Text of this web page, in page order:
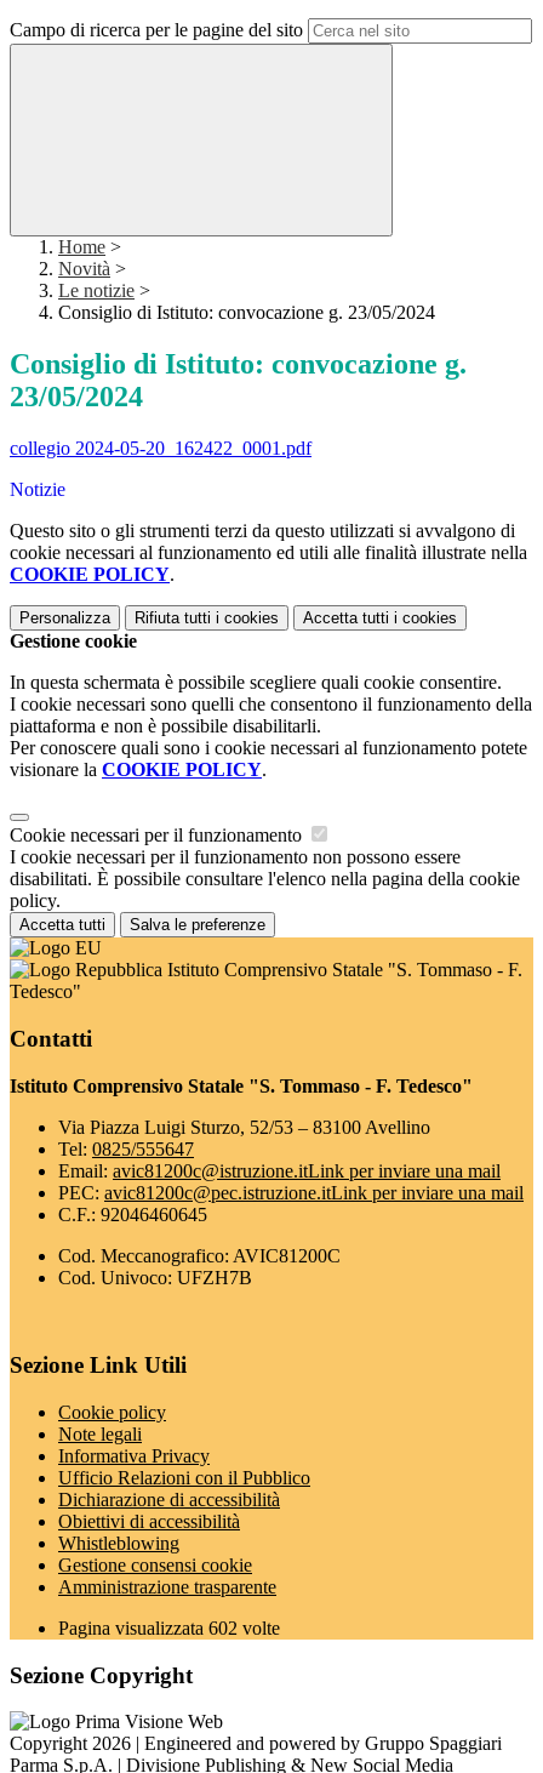
Campo di ricerca per le pagine del sito
Home >
Novità >
Le notizie >
Consiglio di Istituto: convocazione g. 23/05/2024
Consiglio di Istituto: convocazione g.
23/05/2024
collegio 2024-05-20_162422_0001.pdf
Notizie
Questo sito o gli strumenti terzi da questo utilizzati si avvalgono di
cookie necessari al funzionamento ed utili alle finalità illustrate nella
COOKIE POLICY.
Personalizza Rifiuta tutti i cookies Accetta tutti i cookies
Gestione cookie
In questa schermata è possibile scegliere quali cookie consentire.
I cookie necessari sono quelli che consentono il funzionamento della
piattaforma e non è possibile disabilitarli.
Per conoscere quali sono i cookie necessari al funzionamento potete
visionare la COOKIE POLICY.
Cookie necessari per il funzionamento
I cookie necessari per il funzionamento non possono essere
disabilitati. È possibile consultare l'elenco nella pagina della cookie
policy.
Accetta tutti Salva le preferenze
Istituto Comprensivo Statale "S. Tommaso - F.
Tedesco"
Contatti
Istituto Comprensivo Statale "S. Tommaso - F. Tedesco"
Via Piazza Luigi Sturzo, 52/53 – 83100 Avellino
Tel: 0825/555647
Email: avic81200c@istruzione.itLink per inviare una mail
PEC: avic81200c@pec.istruzione.itLink per inviare una mail
C.F.: 92046460645
Cod. Meccanografico: AVIC81200C
Cod. Univoco: UFZH7B
Sezione Link Utili
Cookie policy
Note legali
Informativa Privacy
Ufficio Relazioni con il Pubblico
Dichiarazione di accessibilità
Obiettivi di accessibilità
Whistleblowing
Gestione consensi cookie
Amministrazione trasparente
Pagina visualizzata 602 volte
Sezione Copyright
Copyright 2026 | Engineered and powered by Gruppo Spaggiari
Parma S.p.A. | Divisione Publishing & New Social Media